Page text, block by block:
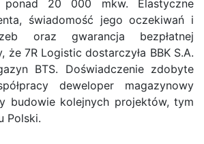
20 000 mkw. Elastyczne
świadomość jego oczekiwań i
oraz gwarancja bezpłatnej
że 7R Logistic dostarczyła BBK S.A.
BTS. Doświadczenie zdobyte
deweloper magazynowy
budowie kolejnych projektów, tym
Polski.